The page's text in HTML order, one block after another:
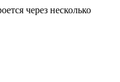
через несколько